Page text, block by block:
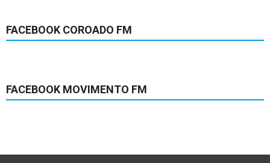
FACEBOOK COROADO FM
FACEBOOK MOVIMENTO FM